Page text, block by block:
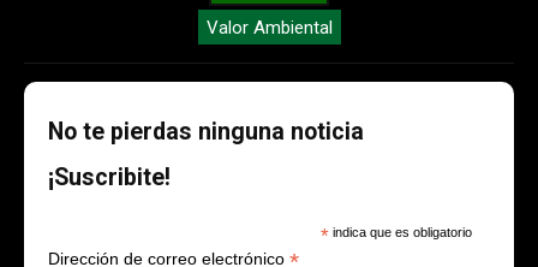
Valor Ambiental
No te pierdas ninguna noticia
¡Suscribite!
* indica que es obligatorio
Dirección de correo electrónico